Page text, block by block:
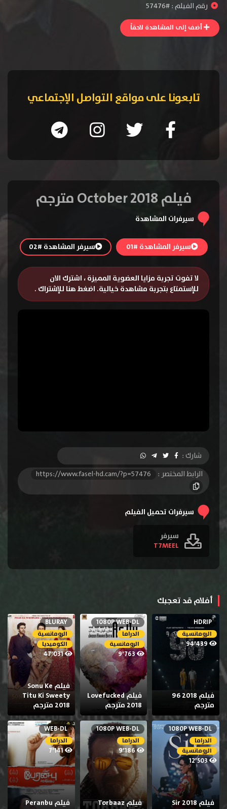
رقم الفيلم : #57476
أضف إلى المشاهدة لاحقاً
تابعونا على مواقع التواصل الإجتماعي
فيلم October 2018 مترجم
سيرفرات المشاهدة
سيرفر المشاهدة #01 سيرفر المشاهدة #02
لا تفوت تجربة مزايا العضوية المميزة ، اشترك الان
للإستمتاع بتجربة مشاهدة خيالية. اضغط هنا للإشتراك .
شارك :
الرابط المختصر :
https://www.fasel-hd.cam/?p=57476
سيرفرات تحميل الفيلم
سيرفر
T7MEEL
أفلام قد تعجبك
HDRIP
الرومانسية
فيلم 2018 96
مترجم
1080P WEB-DL
الدراما
الرومانسية
9٬763
فيلم Lovefucked
2018 مترجم
BLURAY
الرومانسية
الكوميديا
47٬031
فيلم Sonu Ke
Titu Ki Sweety
2018 مترجم
1080P WEB-DL
الدراما
الرومانسية
12٬503
فيلم Sir 2018
1080P WEB-DL
الدراما
9٬186
فيلم Torbaaz
WEB-DL
الدراما
7٬141
فيلم Peranbu